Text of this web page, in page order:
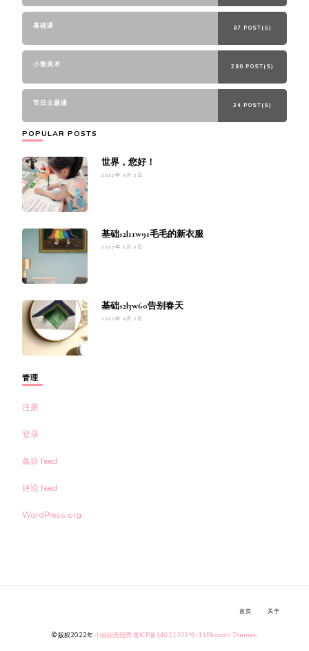
基础课 87 POST(S)
小熊美术 280 POST(S)
节日主题课 34 POST(S)
POPULAR POSTS
世界，您好！
2022年 9月 2日
基础s2l11w91毛毛的新衣服
2023年 5月 5日
基础s2l3w60告别春天
2022年 9月 2日
管理
注册
登录
条目 feed
评论 feed
WordPress.org
© 版权2022年小姐姐美照秀鲁ICP备14021306号-11Blossom Themes.
首页 关于